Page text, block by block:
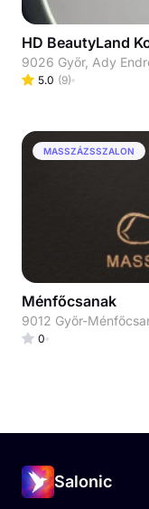
HD BeautyLand
9026 Győr, Ady
5.0 (9)
MASSZÁZSSZALON
Ménfőcsanak
9012 Győr-
0
Salonic